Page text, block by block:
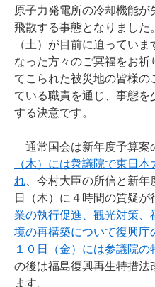
原子力発電所の冷却機能
飛散する事態となりました
（土）が目前に迫ってい
なった方々のご冥福をお祈
てこられた被災地の皆様の
ている職責を通じ、事態を
する決意です。
通常国会は新年度予算案
（木）には衆議院で東日
れ 、今村大臣の所信と新
日（木）に４時間の質疑が
業の執行促進、観光対策、
境の再構築について復興庁
１０日（金）には参議院の
の後は福島復興再生特措法
ます。